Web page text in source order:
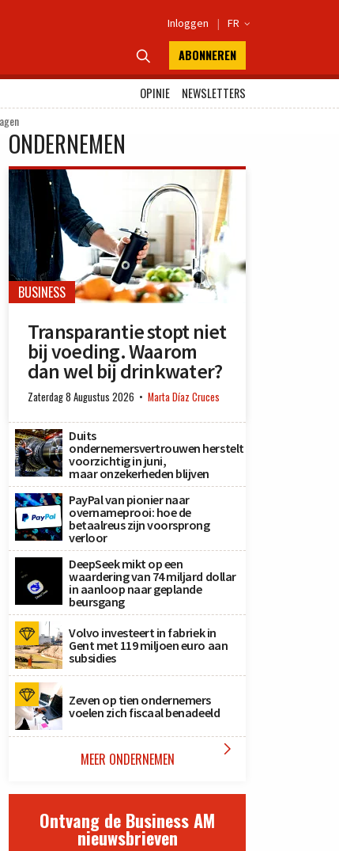
Inloggen | FR 
 ABONNEREN
OPINIE
NEWSLETTERS
ONDERNEMEN
BUSINESS
Transparantie stopt niet
bij voeding. Waarom
dan wel bij drinkwater?
Zaterdag 8 Augustus 2026 Marta Díaz Cruces
Duits
ondernemersvertrouwen herstelt
voorzichtig in juni,
maar onzekerheden blijven
PayPal van pionier naar
overnameprooi: hoe de
betaalreus zijn voorsprong
verloor
DeepSeek mikt op een
waardering van 74 miljard dollar
in aanloop naar geplande
beursgang
Volvo investeert in fabriek in
Gent met 119 miljoen euro aan
subsidies
Zeven op tien ondernemers
voelen zich fiscaal benadeeld
MEER ONDERNEMEN 
Ontvang de Business AM
nieuwsbrieven